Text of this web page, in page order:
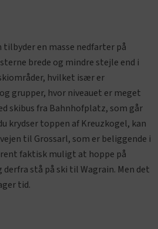
tilbyder en masse nedfarter på
brede og mindre stejle end i
hvilket især er
grupper, hvor niveauet er meget
skibus fra Bahnhofplatz, som går
krydser toppen af ​​Kreuzkogel, kan
til Grossarl, som er beliggende i
faktisk muligt at hoppe på
stå på ski til Wagrain. Men det
tid.